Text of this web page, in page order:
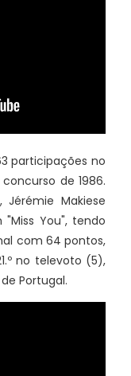
participações no
de 1986.
Jérémie Makiese
You", tendo
com 64 pontos,
no televoto (5),
Portugal.